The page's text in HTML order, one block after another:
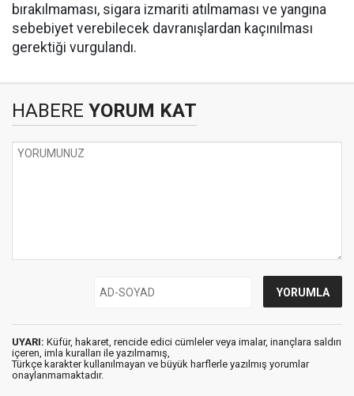
bırakılmaması, sigara izmariti atılmaması ve yangına
sebebiyet verebilecek davranışlardan kaçınılması
gerektiği vurgulandı.
HABERE YORUM KAT
UYARI: Küfür, hakaret, rencide edici cümleler veya imalar, inançlara saldırı
içeren, imla kuralları ile yazılmamış,
Türkçe karakter kullanılmayan ve büyük harflerle yazılmış yorumlar
onaylanmamaktadır.